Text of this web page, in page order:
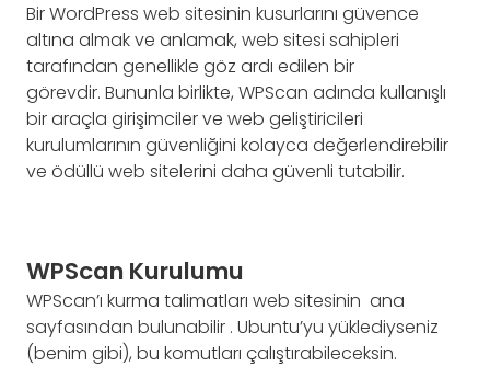
Bir WordPress web sitesinin kusurlarını güvence
altına almak ve anlamak, web sitesi sahipleri
tarafından genellikle göz ardı edilen bir
görevdir. Bununla birlikte, WPScan adında kullanışlı
bir araçla girişimciler ve web geliştiricileri
kurulumlarının güvenliğini kolayca değerlendirebilir
ve ödüllü web sitelerini daha güvenli tutabilir.
WPScan Kurulumu
WPScan’ı kurma talimatları web sitesinin ana
sayfasından bulunabilir . Ubuntu’yu yüklediyseniz
(benim gibi), bu komutları çalıştırabileceksin.